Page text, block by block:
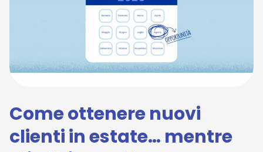
Come ottenere nuovi
clienti in estate… mentre